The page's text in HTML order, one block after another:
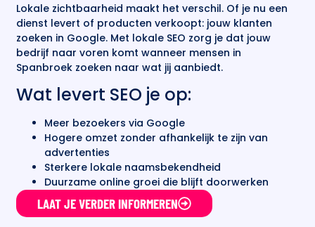
Lokale zichtbaarheid maakt het verschil. Of je nu een
dienst levert of producten verkoopt: jouw klanten
zoeken in Google. Met lokale SEO zorg je dat jouw
bedrijf naar voren komt wanneer mensen in
Spanbroek zoeken naar wat jij aanbiedt.
Wat levert SEO je op:
Meer bezoekers via Google
Hogere omzet zonder afhankelijk te zijn van
advertenties
Sterkere lokale naamsbekendheid
Duurzame online groei die blijft doorwerken
LAAT JE VERDER INFORMEREN